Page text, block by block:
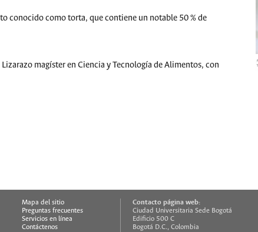
conocido como torta, que contiene un notable 50 % de
magíster en Ciencia y Tecnología de Alimentos, con
Mapa del sitio
Preguntas frecuentes
Servicios en línea
Contáctenos
Contacto página web:
Ciudad Universitaria Sede Bogotá
Edificio 500 C
Bogotá D.C., Colombia